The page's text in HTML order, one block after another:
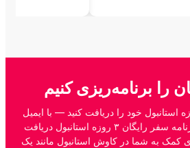
را برنامه‌ریزی کنیم
سفر رایگان ۳ روزه استانبول خود را دریافت کنید — با ایمیل
خود ثبت‌نام کنید و یک برنامه سفر رایگان ۳ روزه استانبول دریافت
به شما در کاوش استانبول مانند یک